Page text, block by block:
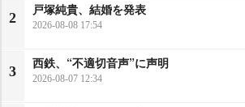
2
戸塚純貴、結婚を発表
2026-08-08 17:54
3
西鉄、“不適切音声”に声明
2026-08-07 12:34